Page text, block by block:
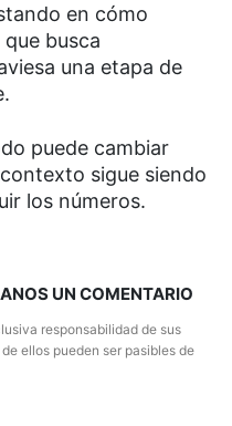
en cómo
busca
una etapa de
puede cambiar
sigue siendo
los números.
UN COMENTARIO
responsabilidad de sus
ellos pueden ser pasibles de